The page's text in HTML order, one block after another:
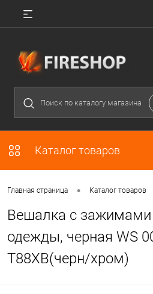
Каталог товаров
Главная страница • Каталог товаров
Вешалка с зажимами
одежды, черная WS
T88XB(черн/хром)